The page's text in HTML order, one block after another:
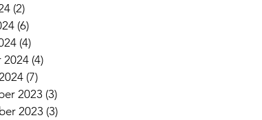
(2)
(6)
(4)
2024 (4)
(7)
2023 (3)
2023 (3)